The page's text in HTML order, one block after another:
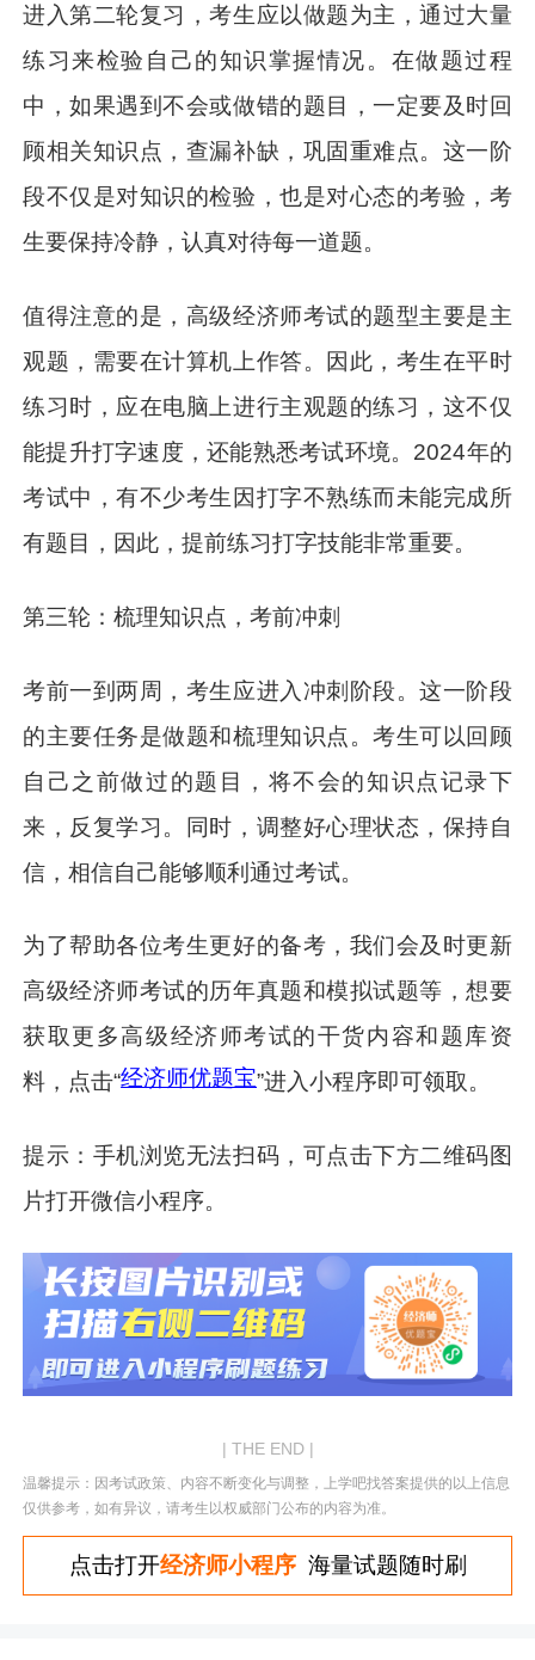
进入第二轮复习，考生应以做题为主，通过大量
练习来检验自己的知识掌握情况。在做题过程
中，如果遇到不会或做错的题目，一定要及时回
顾相关知识点，查漏补缺，巩固重难点。这一阶
段不仅是对知识的检验，也是对心态的考验，考
生要保持冷静，认真对待每一道题。
值得注意的是，高级经济师考试的题型主要是主
观题，需要在计算机上作答。因此，考生在平时
练习时，应在电脑上进行主观题的练习，这不仅
能提升打字速度，还能熟悉考试环境。2024年的
考试中，有不少考生因打字不熟练而未能完成所
有题目，因此，提前练习打字技能非常重要。
第三轮：梳理知识点，考前冲刺
考前一到两周，考生应进入冲刺阶段。这一阶段
的主要任务是做题和梳理知识点。考生可以回顾
自己之前做过的题目，将不会的知识点记录下
来，反复学习。同时，调整好心理状态，保持自
信，相信自己能够顺利通过考试。
为了帮助各位考生更好的备考，我们会及时更新
高级经济师考试的历年真题和模拟试题等，想要
获取更多高级经济师考试的干货内容和题库资
料，点击“经济师优题宝”进入小程序即可领取。
提示：手机浏览无法扫码，可点击下方二维码图
片打开微信小程序。
| THE END |
温馨提示：因考试政策、内容不断变化与调整，上学吧找答案提供的以上信息
仅供参考，如有异议，请考生以权威部门公布的内容为准。
点击打开经济师小程序海量试题随时刷